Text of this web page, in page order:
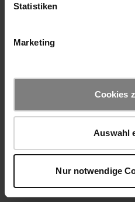
Statistiken
Marketing
Cookies
Auswahl
Nur notwendige